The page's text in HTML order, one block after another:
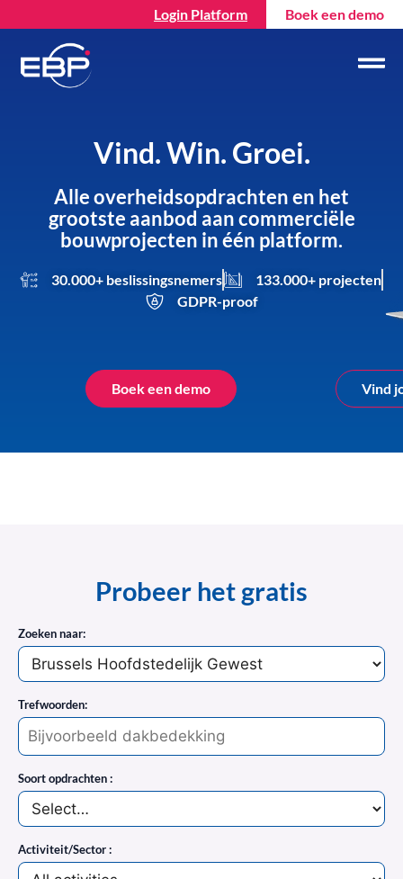
Login Platform Boek een demo
Vind. Win. Groei.
Alle overheidsopdrachten en het
grootste aanbod aan commerciële
bouwprojecten in één platform.
30.000+ beslissingsnemers
133.000+ projecten
GDPR-proof
Boek een demo Vind
Probeer het gratis
Zoeken naar:
Trefwoorden:
Soort opdrachten :
Activiteit/Sector :